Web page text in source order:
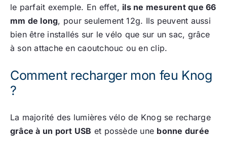
le parfait exemple. En effet, ils ne mesurent que 66
mm de long, pour seulement 12g. Ils peuvent aussi
bien être installés sur le vélo que sur un sac, grâce
à son attache en caoutchouc ou en clip.
Comment recharger mon feu Knog
?
La majorité des lumières vélo de Knog se recharge
grâce à un port USB et possède une bonne durée